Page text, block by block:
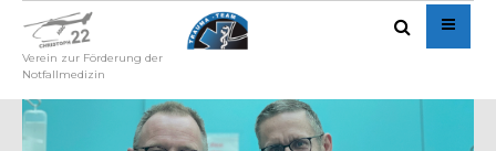
Verein zur Förderung der
Notfallmedizin